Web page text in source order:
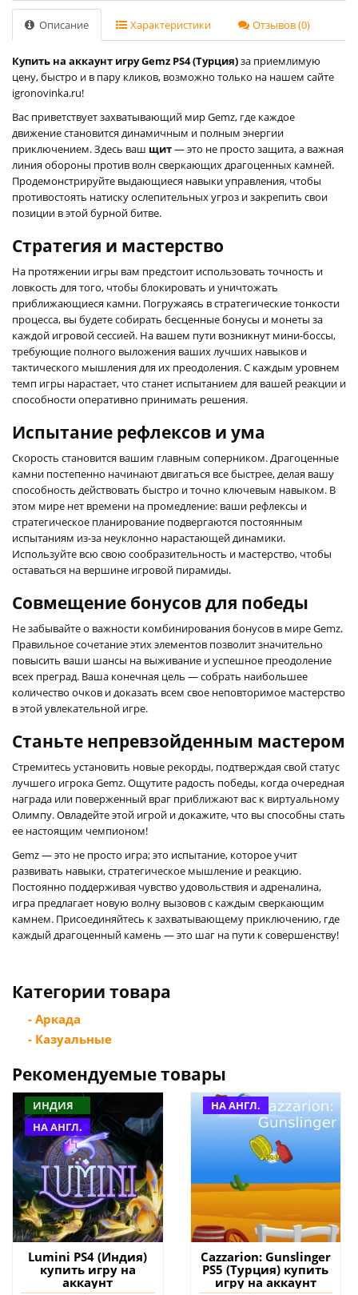
Описание Характеристики Отзывов (0)
Купить на аккаунт игру Gemz PS4 (Турция)за приемлимую
цену, быстро и в пару кликов, возможно только на нашем сайте
igronovinka.ru!
Вас приветствует захватывающий мир Gemz, где каждое
движение становится динамичным и полным энергии
приключением. Здесь ваш щит— это не просто защита, а важная
линия обороны против волн сверкающих драгоценных камней.
Продемонстрируйте выдающиеся навыки управления, чтобы
противостоять натиску ослепительных угроз и закрепить свои
позиции в этой бурной битве.
Стратегия и мастерство
На протяжении игры вам предстоит использовать точность и
ловкость для того, чтобы блокировать и уничтожать
приближающиеся камни. Погружаясь в стратегические тонкости
процесса, вы будете собирать бесценные бонусы и монеты за
каждой игровой сессией. На вашем пути возникнут мини-боссы,
требующие полного выложения ваших лучших навыков и
тактического мышления для их преодоления. С каждым уровнем
темп игры нарастает, что станет испытанием для вашей реакции и
способности оперативно принимать решения.
Испытание рефлексов и ума
Скорость становится вашим главным соперником. Драгоценные
камни постепенно начинают двигаться все быстрее, делая вашу
способность действовать быстро и точно ключевым навыком. В
этом мире нет времени на промедление: ваши рефлексы и
стратегическое планирование подвергаются постоянным
испытаниям из-за неуклонно нарастающей динамики.
Используйте всю свою сообразительность и мастерство, чтобы
оставаться на вершине игровой пирамиды.
Совмещение бонусов для победы
Не забывайте о важности комбинирования бонусов в мире Gemz.
Правильное сочетание этих элементов позволит значительно
повысить ваши шансы на выживание и успешное преодоление
всех преград. Ваша конечная цель — собрать наибольшее
количество очков и доказать всем свое неповторимое мастерство
в этой увлекательной игре.
Станьте непревзойденным мастером
Стремитесь установить новые рекорды, подтверждая свой статус
лучшего игрока Gemz. Ощутите радость победы, когда очередная
награда или поверженный враг приближают вас к виртуальному
Олимпу. Овладейте этой игрой и докажите, что вы способны стать
ее настоящим чемпионом!
Gemz — это не просто игра; это испытание, которое учит
развивать навыки, стратегическое мышление и реакцию.
Постоянно поддерживая чувство удовольствия и адреналина,
игра предлагает новую волну вызовов с каждым сверкающим
камнем. Присоединяйтесь к захватывающему приключению, где
каждый драгоценный камень — это шаг на пути к совершенству!
Категории товара
- Аркада
- Казуальные
Рекомендуемые товары
ИНДИЯ
НА АНГЛ.
Lumini PS4 (Индия)
купить игру на
аккаунт
НА АНГЛ.
Cazzarion: Gunslinger
PS5 (Турция) купить
игру на аккаунт